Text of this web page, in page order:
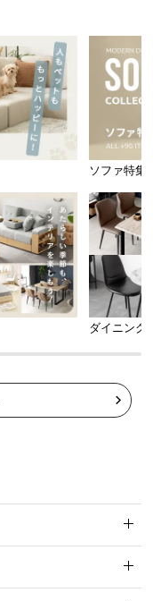
重量
約1.8㎏
高さ
約10.2㎝
E26
ソファ特集
ダイニング